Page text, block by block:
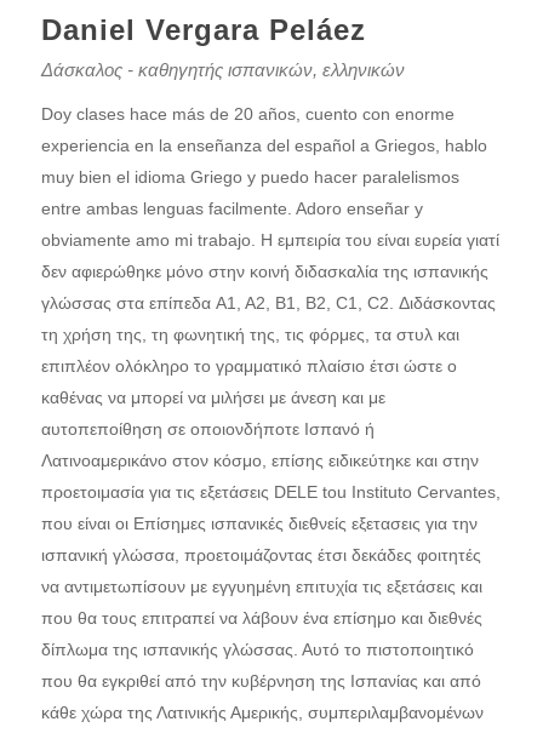
Daniel Vergara Peláez
Δάσκαλος - καθηγητής ισπανικών, ελληνικών
Doy clases hace más de 20 años, cuento con enorme
experiencia en la enseñanza del español a Griegos, hablo
muy bien el idioma Griego y puedo hacer paralelismos
entre ambas lenguas facilmente. Adoro enseñar y
obviamente amo mi trabajo. Η εμπειρία του είναι ευρεία γιατί
δεν αφιερώθηκε μόνο στην κοινή διδασκαλία της ισπανικής
γλώσσας στα επίπεδα A1, A2, B1, B2, C1, C2. Διδάσκοντας
τη χρήση της, τη φωνητική της, τις φόρμες, τα στυλ και
επιπλέον ολόκληρο το γραμματικό πλαίσιο έτσι ώστε ο
καθένας να μπορεί να μιλήσει με άνεση και με
αυτοπεποίθηση σε οποιονδήποτε Ισπανό ή
Λατινοαμερικάνο στον κόσμο, επίσης ειδικεύτηκε και στην
προετοιμασία για τις εξετάσεις DELE tou Instituto Cervantes,
που είναι οι Επίσημες ισπανικές διεθνείς εξετασεις για την
ισπανική γλώσσα, προετοιμάζοντας έτσι δεκάδες φοιτητές
να αντιμετωπίσουν με εγγυημένη επιτυχία τις εξετάσεις και
που θα τους επιτραπεί να λάβουν ένα επίσημο και διεθνές
δίπλωμα της ισπανικής γλώσσας. Αυτό το πιστοποιητικό
που θα εγκριθεί από την κυβέρνηση της Ισπανίας και από
κάθε χώρα της Λατινικής Αμερικής, συμπεριλαμβανομένων